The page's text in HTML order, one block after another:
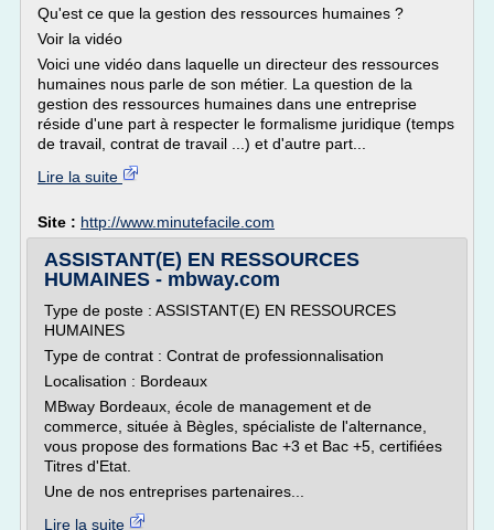
Qu'est ce que la gestion des ressources humaines ?
Voir la vidéo
Voici une vidéo dans laquelle un directeur des ressources
humaines nous parle de son métier. La question de la
gestion des ressources humaines dans une entreprise
réside d'une part à respecter le formalisme juridique (temps
de travail, contrat de travail ...) et d'autre part...
Lire la suite
Site : http://www.minutefacile.com
ASSISTANT(E) EN RESSOURCES
HUMAINES - mbway.com
Type de poste : ASSISTANT(E) EN RESSOURCES
HUMAINES
Type de contrat : Contrat de professionnalisation
Localisation : Bordeaux
MBway Bordeaux, école de management et de
commerce, située à Bègles, spécialiste de l'alternance,
vous propose des formations Bac +3 et Bac +5, certifiées
Titres d'Etat.
Une de nos entreprises partenaires...
Lire la suite